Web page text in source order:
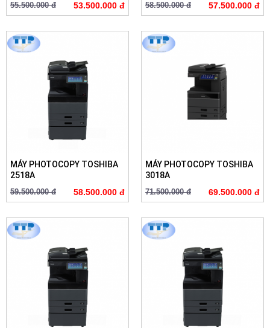
55.500.000 đ 53.500.000 đ 58.500.000 đ 57.500.000 đ
MÁY PHOTOCOPY TOSHIBA
2518A
59.500.000 đ 58.500.000 đ
MÁY PHOTOCOPY TOSHIBA
3018A
71.500.000 đ 69.500.000 đ